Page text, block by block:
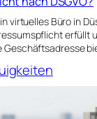
virtuelles Büro in
erfüllt
Geschäftsadresse